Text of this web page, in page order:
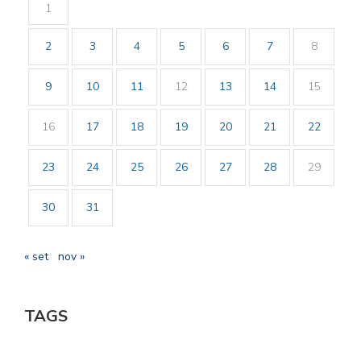
1
2 3 4 5 6 7 8
9 10 11 12 13 14 15
16 17 18 19 20 21 22
23 24 25 26 27 28 29
30 31
« set nov »
TAGS